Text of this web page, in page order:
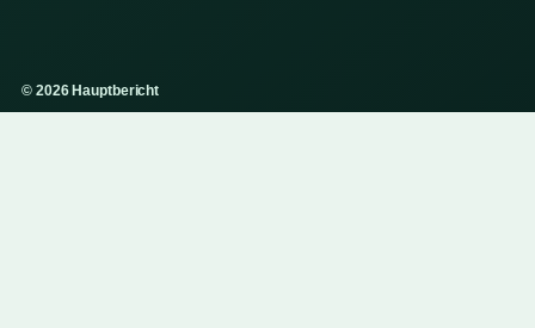
© 2026 Hauptbericht